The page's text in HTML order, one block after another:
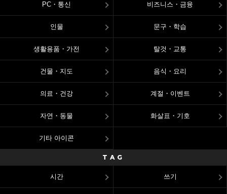
PC・통신 비즈니스・금융
인물 문구・학습
생활용품・가전 탈것・교통
건물・지도 음식・요리
의료・건강 계절・이벤트
자연・동물 화살표・기호
기타 아이콘
TAG
시간 쓰기